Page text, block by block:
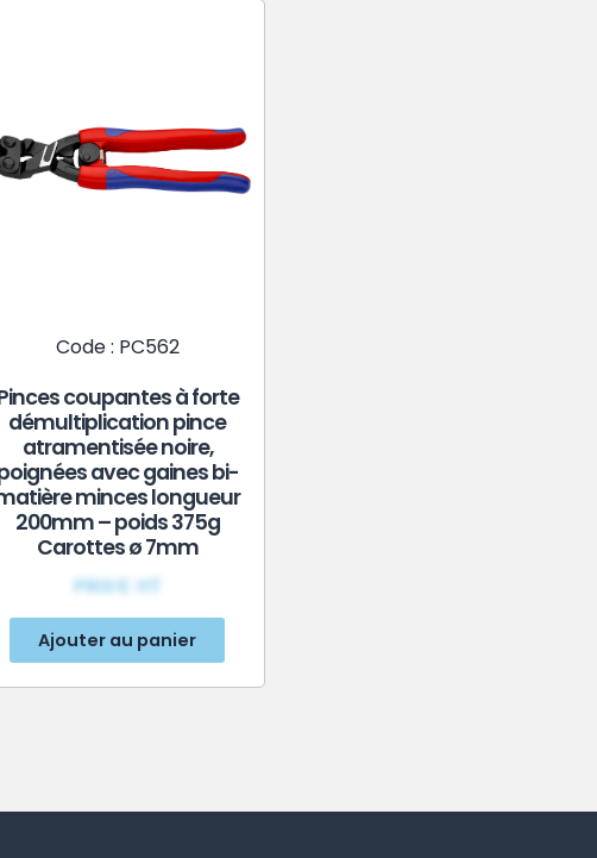
Code : PC562
coupantes à forte
démultiplication pince
atramentisée noire,
avec gaines bi-
minces longueur
200mm – poids 375g
Carottes ø 7mm
PRIX€ HT
Ajouter au panier